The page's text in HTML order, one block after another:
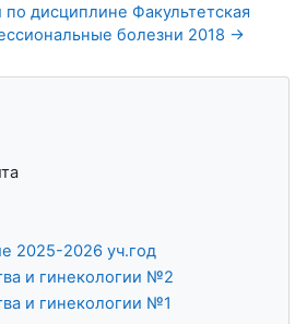
по дисциплине Факультетская
болезни 2018 →
2025-2026 уч.год
и гинекологии №2
и гинекологии №1